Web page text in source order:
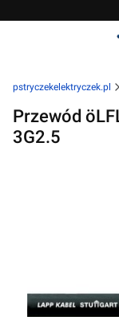
pstryczekelektryczek.pl
Przewód
3G2.5